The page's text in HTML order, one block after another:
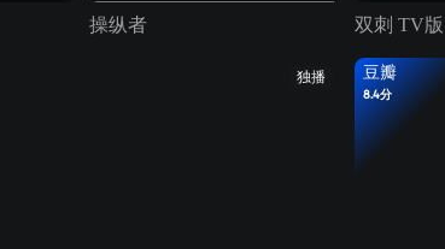
操纵者 双刺 TV版
独播 豆瓣
8.4分